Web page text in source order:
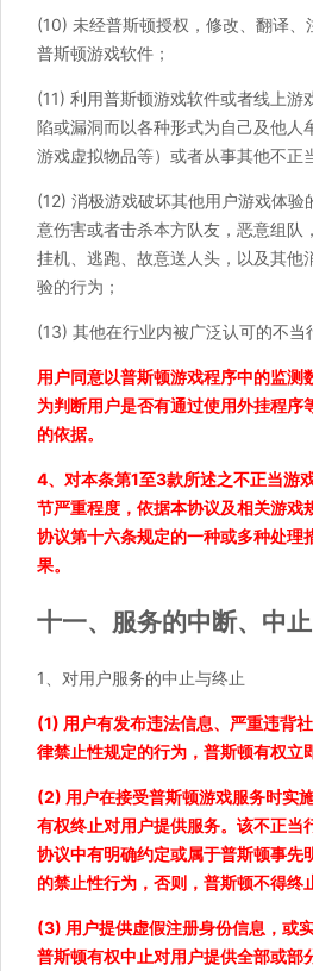
(10) 未经普斯顿授权，修改、翻译、
普斯顿游戏软件；
(11) 利用普斯顿游戏软件或者线上游
陷或漏洞而以各种形式为自己及他人
游戏虚拟物品等）或者从事其他不正
(12) 消极游戏破坏其他用户游戏体验
意伤害或者击杀本方队友，恶意组队
挂机、逃跑、故意送人头，以及其他
验的行为；
(13) 其他在行业内被广泛认可的不当
用户同意以普斯顿游戏程序中的监测
为判断用户是否有通过使用外挂程序
的依据。
4、对本条第1至3款所述之不正当游
节严重程度，依据本协议及相关游戏
协议第十六条规定的一种或多种处理
果。
十一、服务的中断、中
1、对用户服务的中止与终止
(1) 用户有发布违法信息、严重违背
律禁止性规定的行为，普斯顿有权立
(2) 用户在接受普斯顿游戏服务时实
有权终止对用户提供服务。该不正当
协议中有明确约定或属于普斯顿事先
的禁止性行为，否则，普斯顿不得终
(3) 用户提供虚假注册身份信息，或
普斯顿有权中止对用户提供全部或部